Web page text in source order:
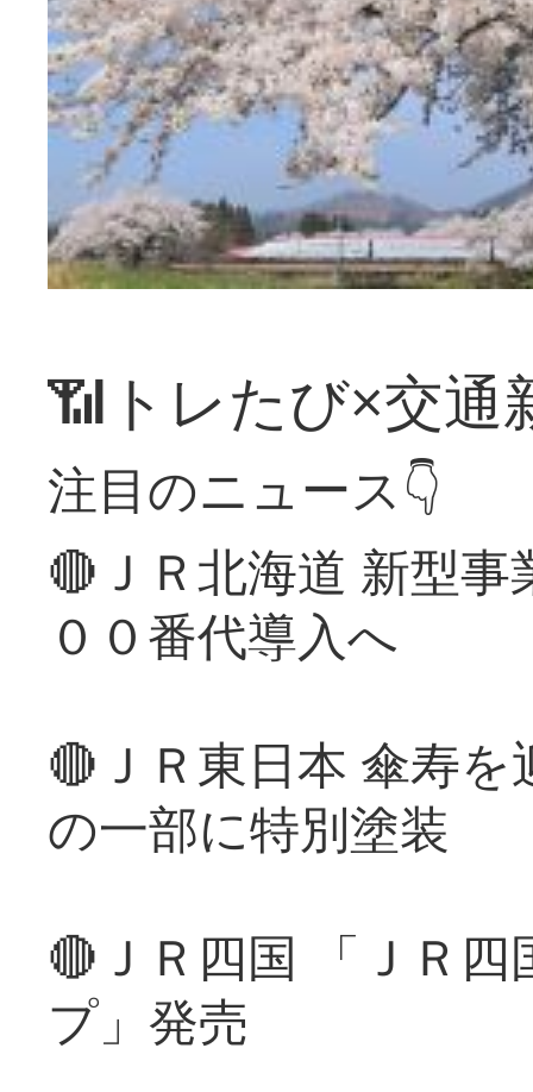
📶トレたび×交通
注目のニュース👇
🔴ＪＲ北海道 新型
００番代導入へ
🔴ＪＲ東日本 傘寿
の一部に特別塗装
🔴ＪＲ四国 「ＪＲ
プ」発売